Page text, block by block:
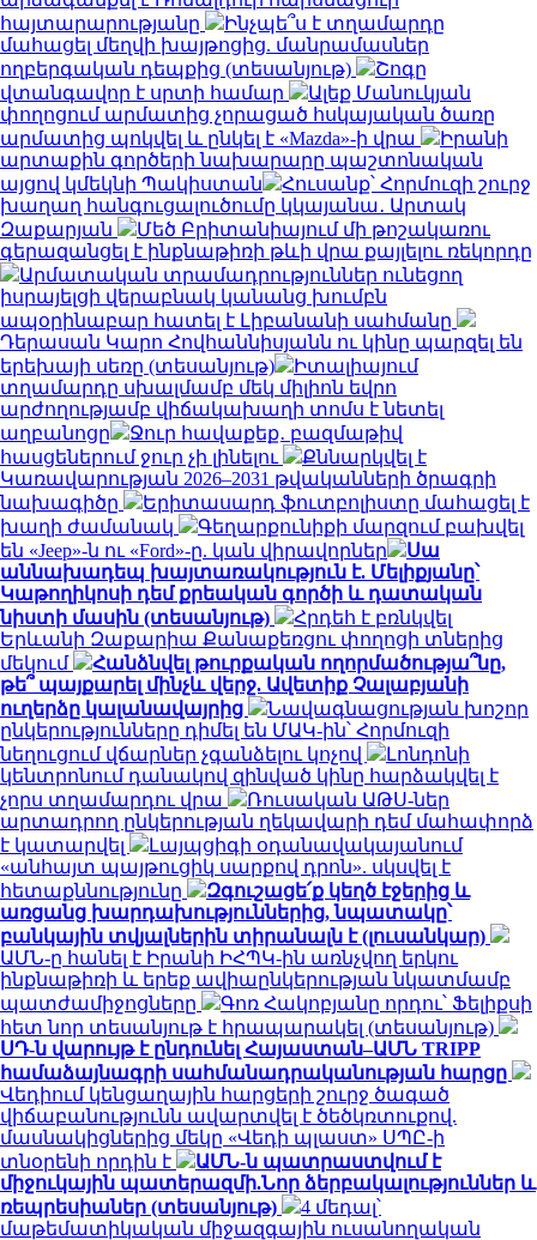
հայտարարությանը
Ինչպե՞ս է տղամարդը
մահացել մեղվի խայթոցից. մանրամասներ
ողբերգական դեպքից (տեսանյութ)
Շոգը
վտանգավոր է սրտի համար
Ալեք Մանուկյան
փողոցում արմատից չորացած հսկայական ծառը
արմատից պոկվել և ընկել է «Mazda»-ի վրա
Իրանի
արտաքին գործերի նախարարը պաշտոնական
այցով կմեկնի Պակիստան
Հուսանք՝ Հորմուզի շուրջ
խաղաղ հանգուցալուծումը կկայանա․ Արտակ
Զաքարյան
Մեծ Բրիտանիայում մի թոշակառու
գերազանցել է ինքնաթիռի թևի վրա քայլելու ռեկորդը
Արմատական տրամադրություններ ունեցող
իսրայելցի վերաբնակ կանանց խումբն
ապօրինաբար հատել է Լիբանանի սահմանը
Դերասան Կարո Հովհաննիսյանն ու կինը պարզել են
երեխայի սեռը (տեսանյութ)
Իտալիայում
տղամարդը սխալմամբ մեկ միլիոն եվրո
արժողությամբ վիճակախաղի տոմս է նետել
աղբանոցը
Ջուր հավաքեք․ բազմաթիվ
հասցեներում ջուր չի լինելու
Քննարկվել է
Կառավարության 2026–2031 թվականների ծրագրի
նախագիծը
Երիտասարդ ֆուտբոլիստը մահացել է
խաղի ժամանակ
Գեղարքունիքի մարզում բախվել
են «Jeep»-ն ու «Ford»-ը. կան վիրավորներ
Սա
աննախադեպ խայտառակություն է. Մելիքյանը՝
Կաթողիկոսի դեմ քրեական գործի և դատական
նիստի մասին (տեսանյութ)
Հրդեհ է բռնկվել
Երևանի Զաքարիա Քանաքեռցու փողոցի տներից
մեկում
Հանձնվել թուրքական ողորմածությա՞նը,
թե՞ պայքարել մինչև վերջ. Ավետիք Չալաբյանի
ուղերձը կալանավայրից
Նավագնացության խոշոր
ընկերությունները դիմել են ՄԱԿ-ին՝ Հորմուզի
նեղուցում վճարներ չգանձելու կոչով
Լոնդոնի
կենտրոնում դանակով զինված կինը հարձակվել է
չորս տղամարդու վրա
Ռուսական ԱԹՍ-ներ
արտադրող ընկերության ղեկավարի դեմ մահափորձ
է կատարվել
Լայպցիգի օդանավակայանում
«անհայտ պայթուցիկ սարքով դրոն». սկսվել է
հետաքննությունը
Զգուշացե՛ք կեղծ էջերից և
առցանց խարդախություններից, նպատակը՝
բանկային տվյալներին տիրանալն է (լուսանկար)
ԱՄՆ-ը հանել է Իրանի ԻՀՊԿ-ին առնչվող երկու
ինքնաթիռի և երեք ավիաընկերության նկատմամբ
պատժամիջոցները
Գոռ Հակոբյանը որդու՝ Ֆելիքսի
հետ նոր տեսանյութ է հրապարակել (տեսանյութ)
ՍԴ-ն վարույթ է ընդունել Հայաստան–ԱՄՆ TRIPP
համաձայնագրի սահմանադրականության հարցը
Վեդիում կենցաղային հարցերի շուրջ ծագած
վիճաբանությունն ավարտվել է ծեծկռտուքով.
մասնակիցներից մեկը «Վեդի պլաստ» ՍՊԸ-ի
տնօրենի որդին է
ԱՄՆ-ն պատրաստվում է
միջուկային պատերազմի.Նոր ձերբակալություններ և
ռեպրեսիաներ (տեսանյութ)
4 մեդալ՝
մաթեմատիկական միջազգային ուսանողական